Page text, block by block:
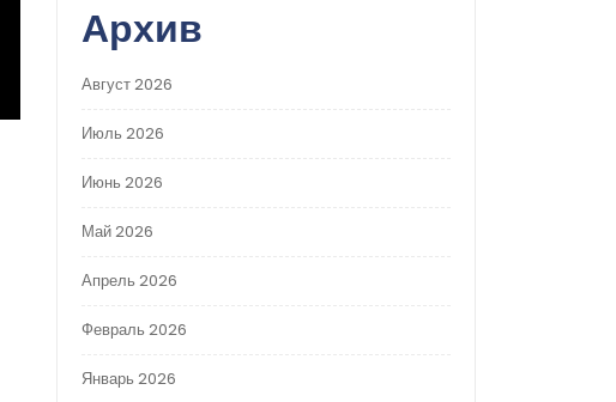
Архив
Август 2026
Июль 2026
Июнь 2026
Май 2026
Апрель 2026
Февраль 2026
Январь 2026